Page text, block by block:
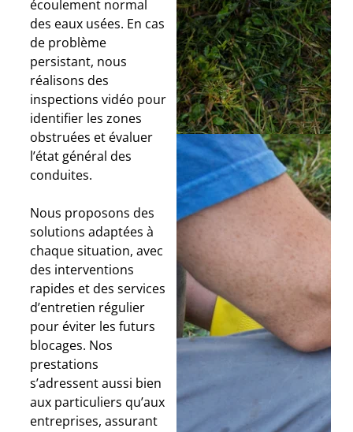
écoulement normal
des eaux usées. En cas
de problème
persistant, nous
réalisons des
inspections vidéo pour
identifier les zones
obstruées et évaluer
l’état général des
conduites.
Nous proposons des
solutions adaptées à
chaque situation, avec
des interventions
rapides et des services
d’entretien régulier
pour éviter les futurs
blocages. Nos
prestations
s’adressent aussi bien
aux particuliers qu’aux
entreprises, assurant